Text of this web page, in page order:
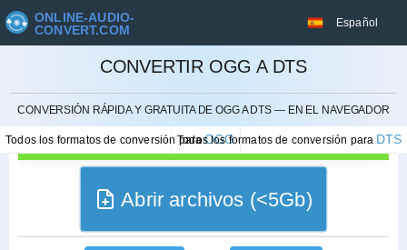
ONLINE-AUDIO-
CONVERT.COM
Español
CONVERTIR OGG A DTS
CONVERSIÓN RÁPIDA Y GRATUITA DE OGG A DTS — EN EL NAVEGADOR
Todos los formatos de conversión paraOGG
Todos los formatos de conversión para DTS
CANCELAR
Abrir archivos (<5Gb)